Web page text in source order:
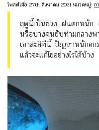
โพสต์เมื่อ 27th สิงหาคม 2021 หมวดหมู่: ก
ฤดูนี้เป็นช่วง ฝนตกหนัก
หรือบางคนขับท่ามกลา
เอาล่ะสิทีนี้ ปัญหาหนักอก
แล้วจะแก้ไขอย่างไรได้บ้าง